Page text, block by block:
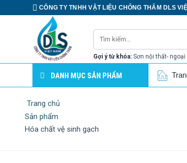
CÔNG TY TNHH VẬT LIỆU CHỐNG THẤM DLS
Gợi ý từ khóa: Sơn nội thất- ngoại
DANH MỤC SẢN PHẨM
Trang chủ
Sản phẩm
Hóa chất vệ sinh gạch